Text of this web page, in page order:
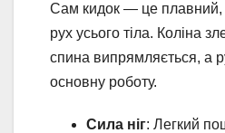
Сам кидок — це плавний,
рух усього тіла. Коліна
спина випрямляється, а
основну роботу.
Сила ніг: Легкий